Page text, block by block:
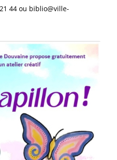
44 ou biblio@ville-